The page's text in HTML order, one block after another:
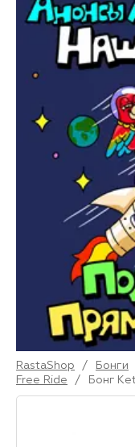
RastaShop / Бонги
Free Ride
/ Бонг